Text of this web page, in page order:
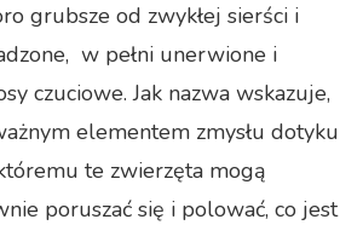
grubsze od zwykłej sierści i
w pełni unerwione i
czuciowe. Jak nazwa wskazuje,
elementem zmysłu dotyku
te zwierzęta mogą
poruszać się i polować, co jest